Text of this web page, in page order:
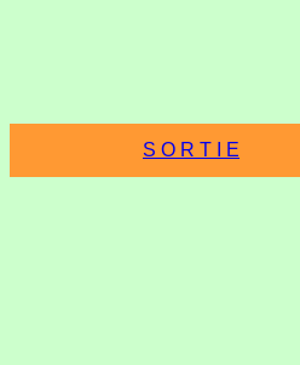
S O R T I E